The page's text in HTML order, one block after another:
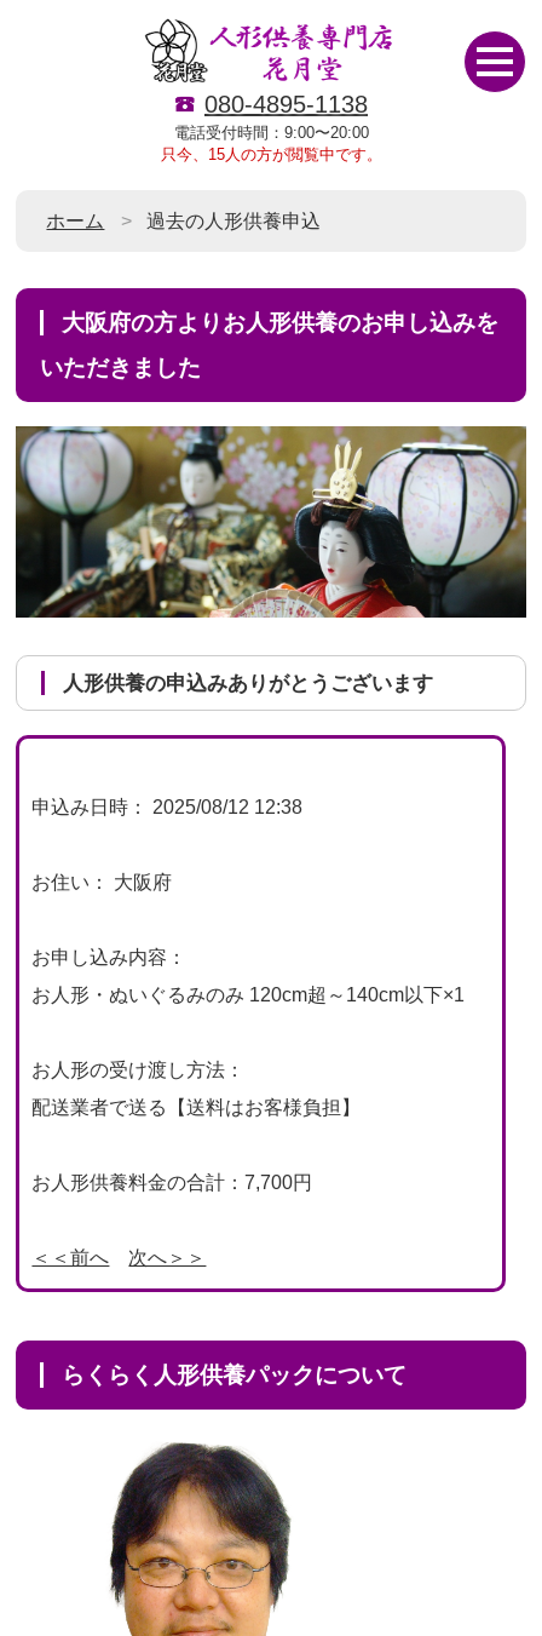
080-4895-1138
電話受付時間：9:00〜20:00
只今、15人の方が閲覧中です。
ホーム 過去の人形供養申込
大阪府の方よりお人形供養のお申し込みを
いただきました
人形供養の申込みありがとうございます
申込み日時： 2025/08/12 12:38
お住い： 大阪府
お申し込み内容：
お人形・ぬいぐるみのみ 120cm超～140cm以下×1
お人形の受け渡し方法：
配送業者で送る【送料はお客様負担】
お人形供養料金の合計：7,700円
＜＜前へ 次へ＞＞
らくらく人形供養パックについて